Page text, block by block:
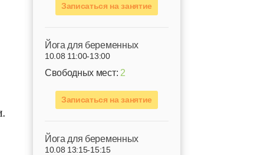
Записаться на занятие
Йога для беременных
10.08 11:00-13:00
Свободных мест: 2
Записаться на занятие
Йога для беременных
10.08 13:15-15:15